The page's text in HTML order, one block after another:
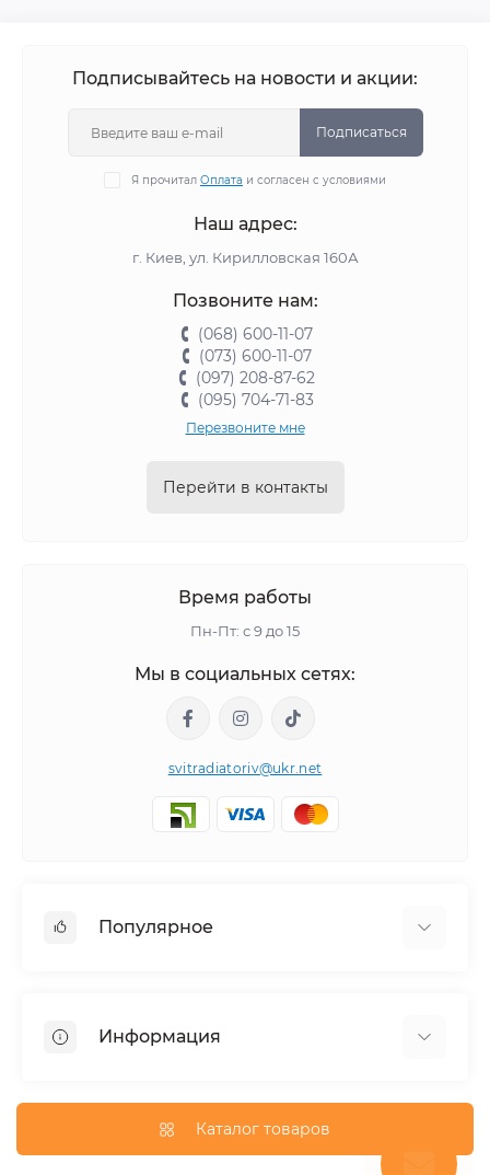
Подписывайтесь на новости и акции:
Подписаться
Я прочитал Оплата и согласен с условиями
Наш адрес:
г. Киев, ул. Кирилловская 160А
Позвоните нам:
(068) 600-11-07
(073) 600-11-07
(097) 208-87-62
(095) 704-71-83
Перезвоните мне
Перейти в контакты
Время работы
Пн-Пт: с 9 до 15
Мы в социальных сетях:
svitradiatoriv@ukr.net
Популярное
Угловой
Внутрипольные конвекторы
Трубчатые радиаторы
Информация
Оплата
Каталог товаров